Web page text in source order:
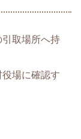
取場所へ持
場に確認す